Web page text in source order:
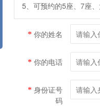
5、可预约的5座、7座
* 你的姓名
* 你的电话
* 身份证号
码